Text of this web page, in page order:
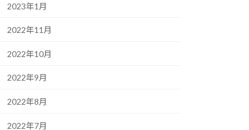
2023年1月
2022年11月
2022年10月
2022年9月
2022年8月
2022年7月